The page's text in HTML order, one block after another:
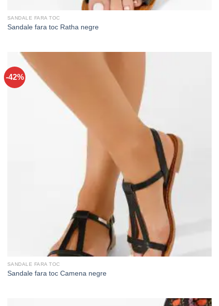
SANDALE FARA TOC
Sandale fara toc Ratha negre
-42%
SANDALE FARA TOC
Sandale fara toc Camena negre